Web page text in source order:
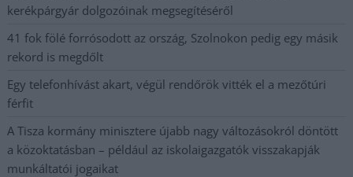
kerékpárgyár dolgozóinak megsegítéséről
41 fok fölé forrósodott az ország, Szolnokon pedig egy másik
rekord is megdőlt
Egy telefonhívást akart, végül rendőrök vitték el a mezőtúri
férfit
A Tisza kormány minisztere újabb nagy változásokról döntött
a közoktatásban – például az iskolaigazgatók visszakapják
munkáltatói jogaikat